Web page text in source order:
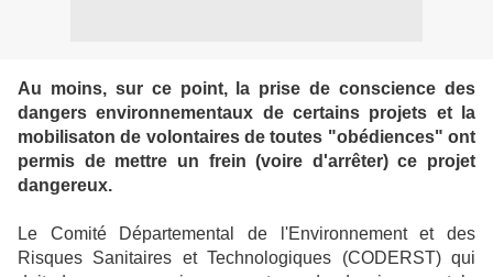
Au moins, sur ce point, la prise de conscience des
dangers environnementaux de certains projets et la
mobilisaton de volontaires de toutes "obédiences" ont
permis de mettre un frein (voire d'arrêter) ce projet
dangereux.
Le Comité Départemental de l'Environnement et des
Risques Sanitaires et Technologiques (CODERST) qui